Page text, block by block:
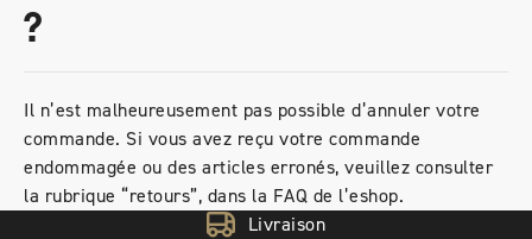
?
Il n’est malheureusement pas possible d’annuler votre
commande. Si vous avez reçu votre commande
endommagée ou des articles erronés, veuillez consulter
la rubrique “retours”, dans la FAQ de l’eshop.
Livraison